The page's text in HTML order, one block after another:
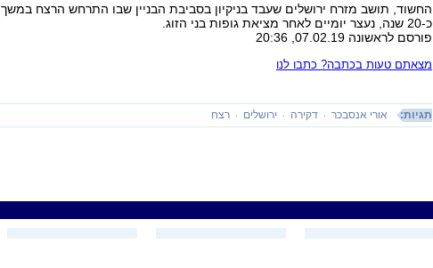
החשוד, תושב מזרח ירושלים שעבד בניקיון בסביבת הבניין שבו התרחש הרצח במשך
כ-20 שנה, נעצר יומיים לאחר מציאת גופות בני הזוג.
פורסם לראשונה 07.02.19, 20:36
מצאתם טעות בכתבה? כתבו לנו
תגיות: אורי אנסבכר דקירה ירושלים רצח